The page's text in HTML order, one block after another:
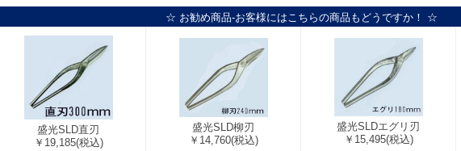
☆ お勧め商品-お客様にはこちらの商品もどうですか！ ☆
盛光SLD直刃
￥19,185(税込)
盛光SLD柳刃
￥14,760(税込)
盛光SLDエグリ刃
￥15,495(税込)